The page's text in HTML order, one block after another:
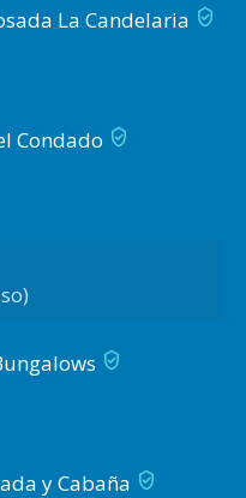
La Candelaria
Condado
y Cabaña